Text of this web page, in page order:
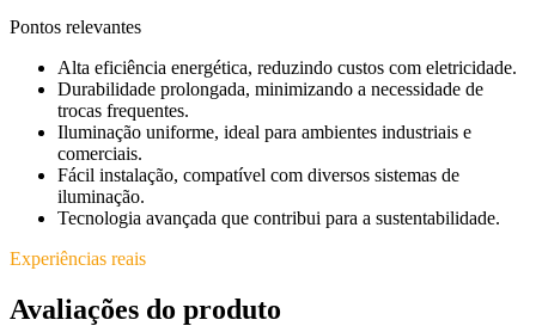
Pontos relevantes
Alta eficiência energética, reduzindo custos com eletricidade.
Durabilidade prolongada, minimizando a necessidade de
trocas frequentes.
Iluminação uniforme, ideal para ambientes industriais e
comerciais.
Fácil instalação, compatível com diversos sistemas de
iluminação.
Tecnologia avançada que contribui para a sustentabilidade.
Experiências reais
Avaliações do produto